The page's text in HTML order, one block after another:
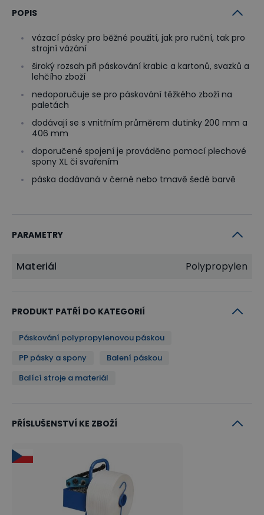
POPIS
vázací pásky pro běžné použití, jak pro ruční, tak pro
strojní vázání
široký rozsah při páskování krabic a kartonů, svazků a
lehčího zboží
nedoporučuje se pro páskování těžkého zboží na
paletách
dodávají se s vnitřním průměrem dutinky 200 mm a
406 mm
doporučené spojení je prováděno pomocí plechové
spony XL či svařením
páska dodávaná v černé nebo tmavě šedé barvě
PARAMETRY
Materiál Polypropylen
PRODUKT PATŘÍ DO KATEGORIÍ
Páskování polypropylenovou páskou
PP pásky a spony
Balení páskou
Balící stroje a materiál
PŘÍSLUŠENSTVÍ KE ZBOŽÍ